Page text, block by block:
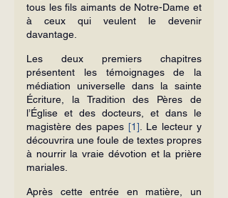
tous les fils aimants de Notre-Dame et
à ceux qui veulent le devenir
davantage.
Les deux premiers chapitres
présentent les témoignages de la
médiation universelle dans la sainte
Écriture, la Tradition des Pères de
l’Église et des docteurs, et dans le
magistère des papes [1] . Le lecteur y
découvrira une foule de textes propres
à nourrir la vraie dévotion et la prière
mariales.
Après cette entrée en matière, un